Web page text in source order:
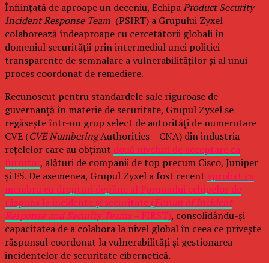
Înființată de aproape un deceniu, EchipaProduct Security
Incident Response Team (PSIRT) a Grupului Zyxel
colaborează îndeaproape cu cercetătorii globali în
domeniul securității prin intermediul unei politici
transparente de semnalare a vulnerabilităților și al unui
proces coordonat de remediere.
Recunoscut pentru standardele sale riguroase de
guvernanță în materie de securitate, Grupul Zyxel se
regăsește într-un grup select de autorități de numerotare
CVE (CVE NumberingAuthorities – CNA) din industria
rețelelor care au obținut două niveluri de acceptare ca
furnizor, alături de companii de top precum Cisco, Juniper
și F5. De asemenea, Grupul Zyxel a fost recent aprobat ca
membru cu drepturi depline al Forumului echipelor de
răspuns la incidente și securitate (Forum of Incident
Response and Security Teams –FIRST), consolidându-și
capacitatea de a colabora la nivel global în ceea ce privește
răspunsul coordonat la vulnerabilități și gestionarea
incidentelor de securitate cibernetică.